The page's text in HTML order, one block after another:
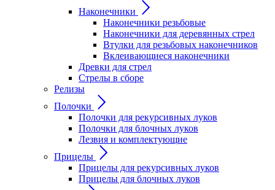
Наконечники
Наконечники резьбовые
Наконечники для деревянных стрел
Втулки для резьбовых наконечников
Вклеивающиеся наконечники
Древки для стрел
Стрелы в сборе
Релизы
Полочки
Полочки для рекурсивных луков
Полочки для блочных луков
Лезвия и комплектующие
Прицелы
Прицелы для рекурсивных луков
Прицелы для блочных луков